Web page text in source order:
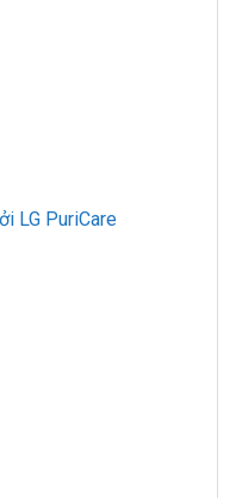
LG PuriCare